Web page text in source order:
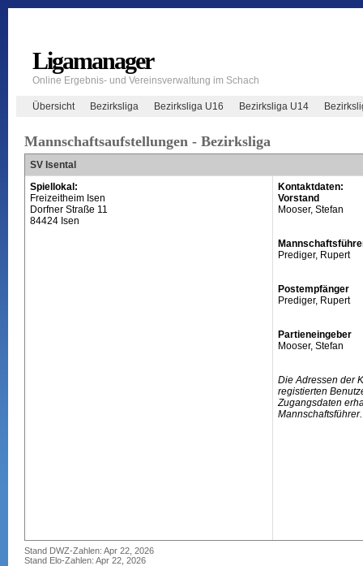
Ligamanager
Online Ergebnis- und Vereinsverwaltung im Schach
Übersicht Bezirksliga Bezirksliga U16 Bezirksliga U14
Mannschaftsaufstellungen - Bezirksliga
SV Isental
Spiellokal:
Freizeitheim Isen
Dorfner Straße 11
84424 Isen
Kontaktdaten:
Vorstand
Mooser, Stefan
Prediger, Rupert
Postempfänger
Prediger, Rupert
Partieneingeber
Mooser, Stefan
Die Adressen der
registierten
Zugangsdaten
Mannschaftsführer.
Stand DWZ-Zahlen: Apr 22, 2026
Stand Elo-Zahlen: Apr 22, 2026